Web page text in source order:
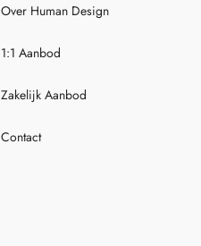
Over Human Design
1:1 Aanbod
Zakelijk Aanbod
Contact